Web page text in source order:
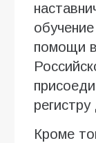
помощи
Кроме